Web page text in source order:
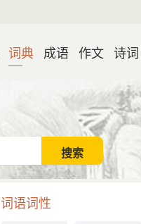
词典 成语 作文 诗词
词语词性